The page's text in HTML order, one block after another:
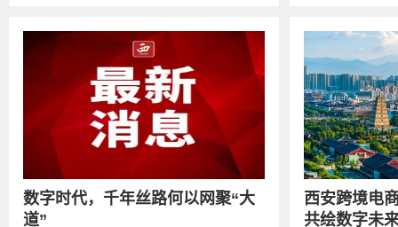
数字时代，千年丝路何以网聚“大
道”
西安跨境电
共绘数字未